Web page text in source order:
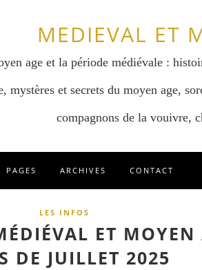
MEDIEVAL ET
age et la période médiévale :
mystères et secrets du moyen age,
compagnons de la vouivre,
PAGES ARCHIVES CONTACT
LES INFOS
ET MOYEN
DE JUILLET 2025